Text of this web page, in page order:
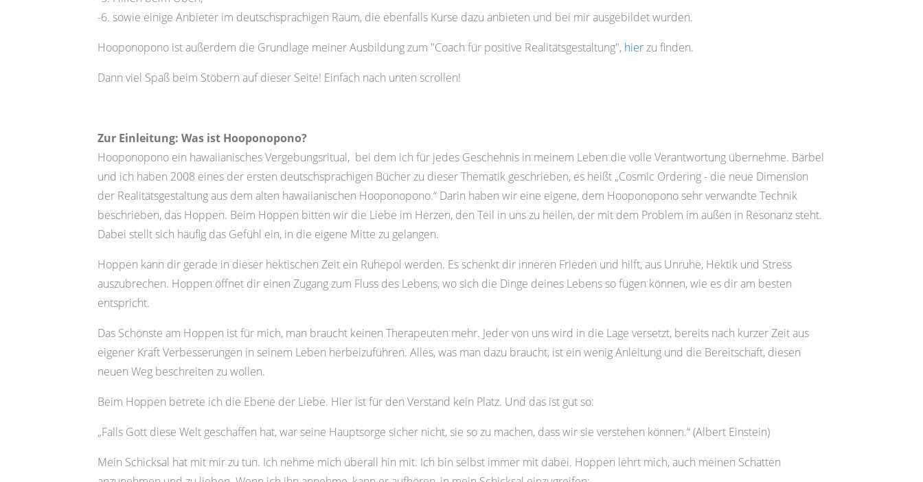
-6. sowie einige Anbieter im deutschsprachigen Raum, die ebenfalls Kurse dazu anbieten und bei mir ausgebildet wurden.
Hooponopono ist außerdem die Grundlage meiner Ausbildung zum "Coach für positive Realitätsgestaltung", hierzu finden.
Dann viel Spaß beim Stöbern auf dieser Seite! Einfach nach unten scrollen!
Zur Einleitung: Was ist Hooponopono?
Hooponopono ein hawaiianisches Vergebungsritual, bei dem ich für jedes Geschehnis in meinem Leben die volle Verantwortung übernehme. Bärbel
und ich haben 2008 eines der ersten deutschsprachigen Bücher zu dieser Thematik geschrieben, es heißt „Cosmic Ordering - die neue Dimension
der Realitätsgestaltung aus dem alten hawaiianischen Hooponopono.“ Darin haben wir eine eigene, dem Hooponopono sehr verwandte Technik
beschrieben, das Hoppen. Beim Hoppen bitten wir die Liebe im Herzen, den Teil in uns zu heilen, der mit dem Problem im außen in Resonanz steht.
Dabei stellt sich häufig das Gefühl ein, in die eigene Mitte zu gelangen.
Hoppen kann dir gerade in dieser hektischen Zeit ein Ruhepol werden. Es schenkt dir inneren Frieden und hilft, aus Unruhe, Hektik und Stress
auszubrechen. Hoppen öffnet dir einen Zugang zum Fluss des Lebens, wo sich die Dinge deines Lebens so fügen können, wie es dir am besten
entspricht.
Das Schönste am Hoppen ist für mich, man braucht keinen Therapeuten mehr. Jeder von uns wird in die Lage versetzt, bereits nach kurzer Zeit aus
eigener Kraft Verbesserungen in seinem Leben herbeizuführen. Alles, was man dazu braucht, ist ein wenig Anleitung und die Bereitschaft, diesen
neuen Weg beschreiten zu wollen.
Beim Hoppen betrete ich die Ebene der Liebe. Hier ist für den Verstand kein Platz. Und das ist gut so:
„Falls Gott diese Welt geschaffen hat, war seine Hauptsorge sicher nicht, sie so zu machen, dass wir sie verstehen können.“ (Albert Einstein)
Mein Schicksal hat mit mir zu tun. Ich nehme mich überall hin mit. Ich bin selbst immer mit dabei. Hoppen lehrt mich, auch meinen Schatten